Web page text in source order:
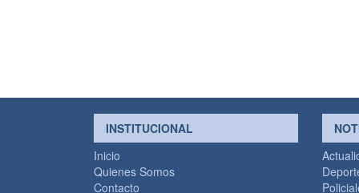
INSTITUCIONAL
Inicio
Quienes Somos
Contacto